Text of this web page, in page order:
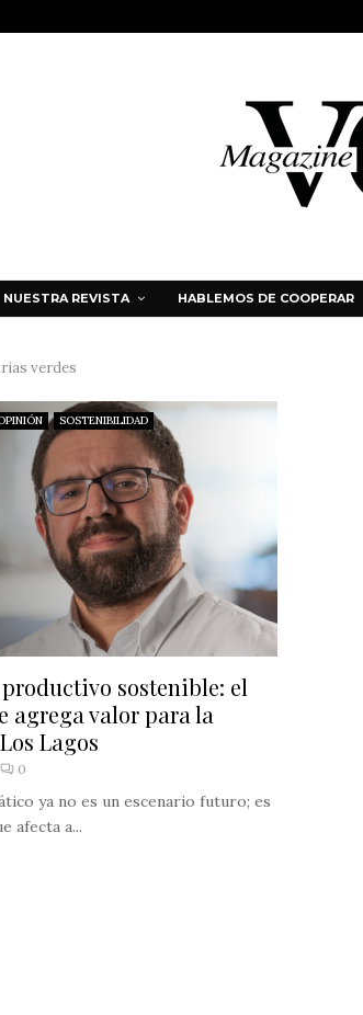
NUESTRA REVISTA HABLEMOS DE COOPERAR
verdes
SOSTENIBILIDAD
sostenible: el
agrega valor para la
Lagos
0
ya no es un escenario futuro; es
afecta a...